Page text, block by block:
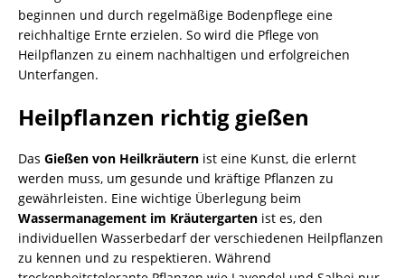
beginnen und durch regelmäßige Bodenpflege eine
reichhaltige Ernte erzielen. So wird die Pflege von
Heilpflanzen zu einem nachhaltigen und erfolgreichen
Unterfangen.
Heilpflanzen richtig gießen
Das Gießen von Heilkräutern ist eine Kunst, die erlernt
werden muss, um gesunde und kräftige Pflanzen zu
gewährleisten. Eine wichtige Überlegung beim
Wassermanagement im Kräutergarten ist es, den
individuellen Wasserbedarf der verschiedenen Heilpflanzen
zu kennen und zu respektieren. Während